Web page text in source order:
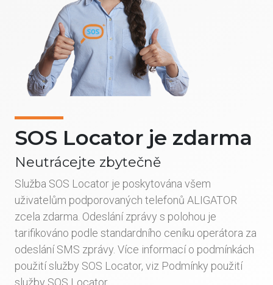
SOS Locator je zdarma
Neutrácejte zbytečně
Služba SOS Locator je poskytována všem
uživatelům podporovaných telefonů ALIGATOR
zcela zdarma. Odeslání zprávy s polohou je
tarifikováno podle standardního ceníku operátora za
odeslání SMS zprávy. Více informací o podmínkách
použití služby SOS Locator, viz Podmínky použití
služby SOS Locator